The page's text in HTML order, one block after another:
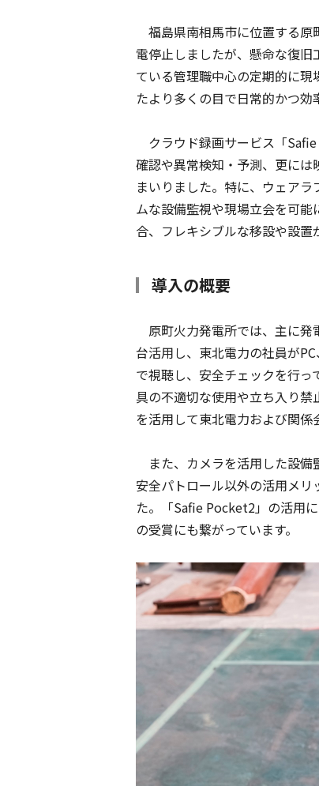
福島県南相馬市に位置する原
電停止しましたが、懸命な復
ている管理職中心の定期的に
たより多くの目で日常的かつ効
クラウド録画サービス「
確認や異常検知・予測、更に
まいりました。特に、ウェア
ムな設備監視や現場立会を可
合、フレキシブルな移設や設置
導入の概要
原町火力発電所では、主に発
台活用し、東北電力の社員が
で視聴し、安全チェックを行
具の不適切な使用や立ち入り
を活用して東北電力および関係
また、カメラを活用した設備
安全パトロール以外の活用メ
た。「Safie Pocket2」の活用
の受賞にも繋がっています。